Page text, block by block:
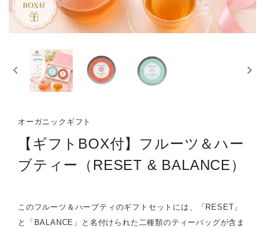
オーガニックギフト
【ギフトBOX付】フルーツ＆ハー
ブティー（RESET & BALANCE）
このフルーツ＆ハーブティのギフトセットには、「RESET」
と「BALANCE」と名付けられた二種類のティーバッグが含ま